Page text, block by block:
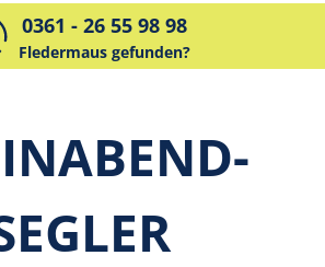
0361 - 26 55 98 98
Fledermaus gefunden?